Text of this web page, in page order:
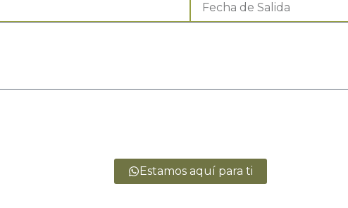
Estamos aquí para ti